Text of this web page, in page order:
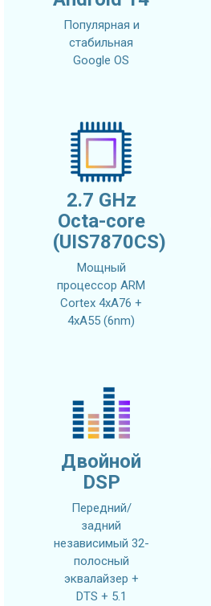
Популярная и
стабильная
Google OS
2.7 GHz
Octa-core
(UIS7870CS)
Мощный
процессор ARM
Cortex 4xA76 +
4xA55 (6nm)
Двойной
DSP
Передний/
задний
независимый 32-
полосный
эквалайзер +
DTS + 5.1